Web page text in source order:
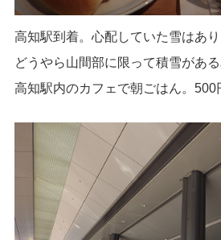
高知駅到着。心配していた雪はあり
どうやら山間部に限って積雪がある
高知駅内のカフェで朝ごはん。500